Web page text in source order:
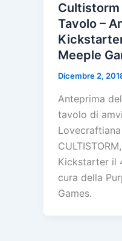
Cultistorm
Tavolo –
Meeple
Dicembre 2,
Anteprima
tavolo di
Lovecraftiana
Kickstarter il
cura della
Games.